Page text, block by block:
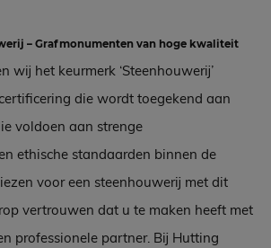
– Grafmonumenten van hoge kwaliteit
wij het keurmerk ‘Steenhouwerij’
die wordt toegekend aan
voldoen aan strenge
ethische standaarden binnen de
voor een steenhouwerij met dit
vertrouwen dat u te maken heeft met
professionele partner. Bij Hutting